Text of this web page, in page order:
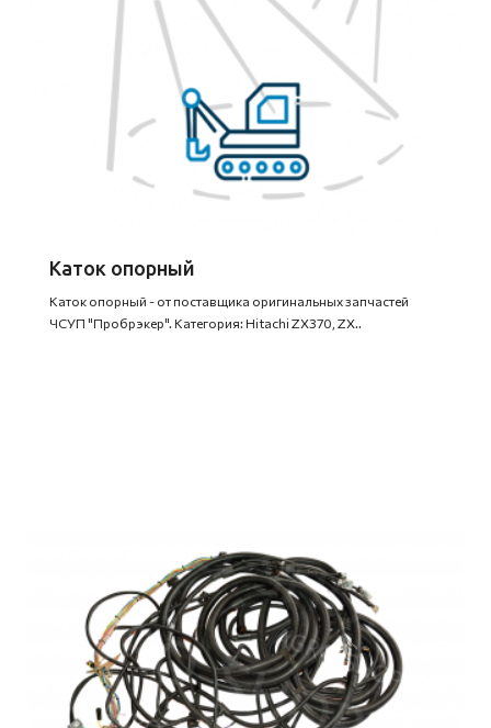
Каток опорный
Каток опорный - от поставщика оригинальных запчастей
ЧСУП "Пробрэкер". Категория: Hitachi ZX370, ZX..